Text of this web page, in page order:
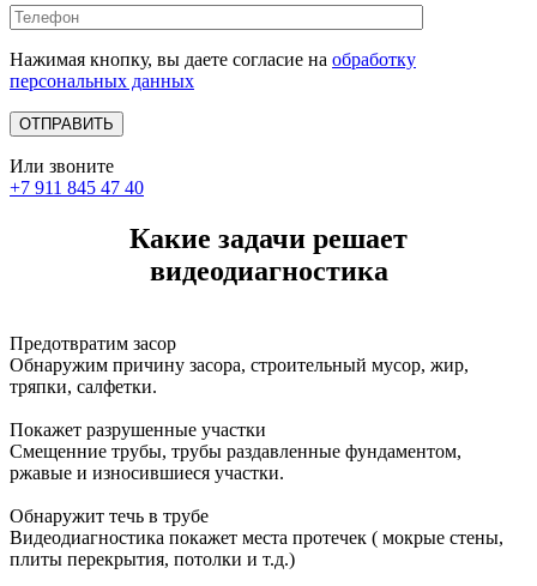
Нажимая кнопку, вы даете согласие на обработку
персональных данных
Или звоните
+7 911 845 47 40
Какие задачи решает
видеодиагностика
Предотвратим засор
Обнаружим причину засора, cтроительный мусор, жир,
тряпки, салфетки.
Покажет разрушенные участки
Смещенние трубы, трубы раздавленные фундаментом,
ржавые и износившиеся участки.
Обнаружит течь в трубе
Видеодиагностика покажет места протечек ( мокрые стены,
плиты перекрытия, потолки и т.д.)